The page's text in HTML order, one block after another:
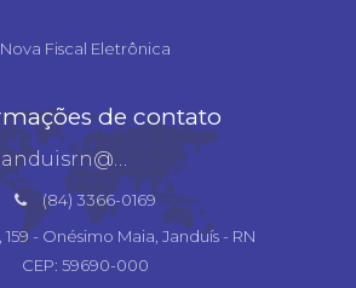
Nova Fiscal Eletrônica
de contato
(84) 3366-0169
159 - Onésimo Maia, Janduís - RN
CEP: 59690-000